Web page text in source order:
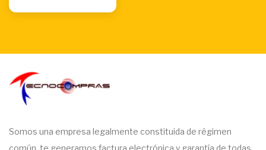
Somos una empresa legalmente constituida de régimen
común, te generamos factura electrónica y garantía de todas